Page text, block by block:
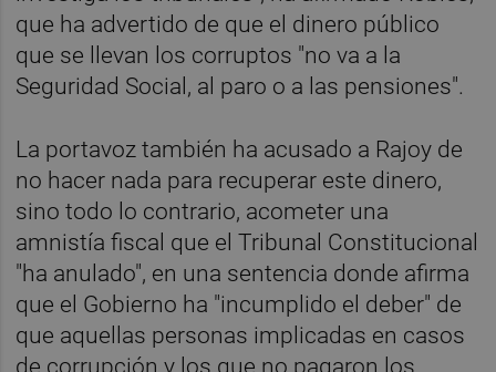
que ha advertido de que el dinero público
que se llevan los corruptos "no va a la
Seguridad Social, al paro o a las pensiones".
La portavoz también ha acusado a Rajoy de
no hacer nada para recuperar este dinero,
sino todo lo contrario, acometer una
amnistía fiscal que el Tribunal Constitucional
"ha anulado", en una sentencia donde afirma
que el Gobierno ha "incumplido el deber" de
que aquellas personas implicadas en casos
de corrupción y los que no pagaron los